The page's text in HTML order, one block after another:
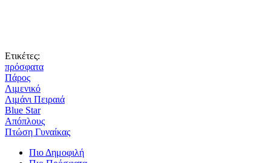
Ετικέτες:
πρόσφατα
Πάρος
Λιμενικό
Λιμάνι Πειραιά
Blue Star
Απόπλους
Πτώση Γυναίκας
Πιο Δημοφιλή